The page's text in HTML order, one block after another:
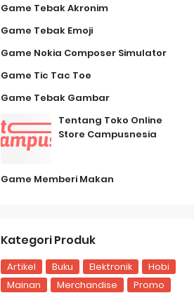
Game Tebak Akronim
Game Tebak Emoji
Game Nokia Composer Simulator
Game Tic Tac Toe
Game Tebak Gambar
Tentang Toko Online
Store Campusnesia
Game Memberi Makan
Kategori Produk
Artikel Buku Elektronik
Hobi
Mainan
Merchandise Promo